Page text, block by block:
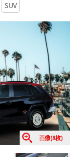
SUV
画像(8枚)